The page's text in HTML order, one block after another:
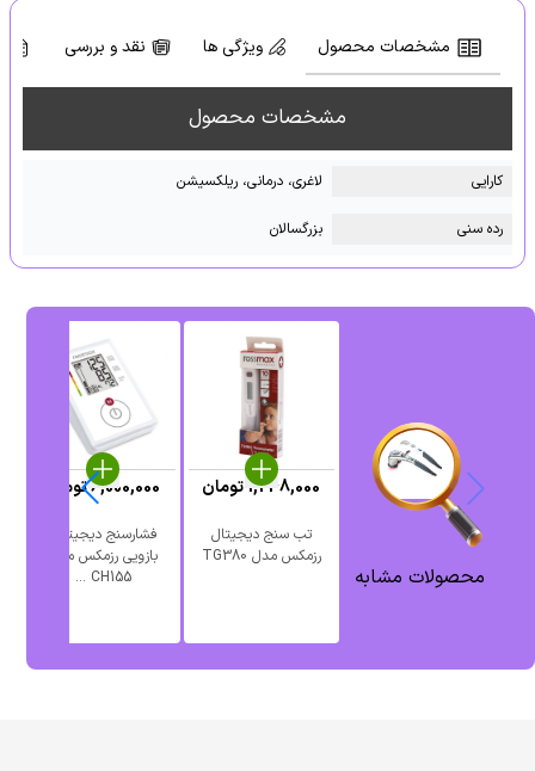
مشخصات محصول ویژگی ها نقد و بررسی
مشخصات محصول
کارایی لاغری، درمانی، ریلکسیشن
رده سنی بزرگسالان
محصولات مشابه
تب سنج دیجیتال
رزمکس مدل TG380
1,248,000تومان
فشارسنج ‎دیجیتالی
بازویی رزمکس مدل
CH155 ...
6,000,000تومان